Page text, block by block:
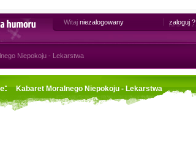
humoru
Witaj niezalogowany zaloguj ?
Niepokoju - Lekarstwa
: Kabaret Moralnego Niepokoju - Lekarstwa